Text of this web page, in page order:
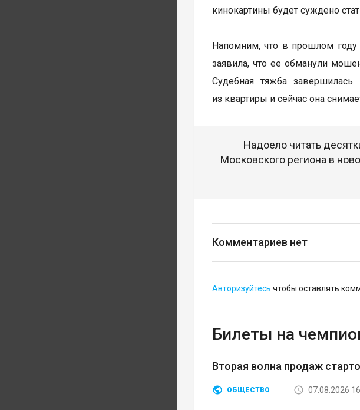
кинокартины будет суждено
Напомним, что в прошлом году
заявила, что ее обманули
Судебная тяжба
из квартиры и сейчас она
Надоело читать
Московского региона в
Комментариев нет
Авторизуйтесь чтобы оставлять
Билеты на
Вторая волна продаж
ОБЩЕСТВО 07.08.2026